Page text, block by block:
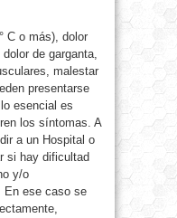
C o más), dolor
de garganta,
malestar
presentarse
esencial es
los síntomas. A
a un Hospital o
si hay dificultad
y/o
En ese caso se